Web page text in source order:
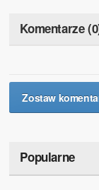
Komentarze
Zostaw
Popularne